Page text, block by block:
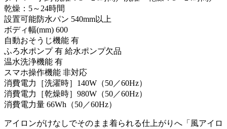
乾燥：5～24時間
設置可能防水パン 540mm以上
ボディ幅(mm) 600
自動おそうじ機能 有
ふろ水ポンプ 有 給水ポンプ欠品
温水洗浄機能 有
スマホ操作機能 非対応
消費電力［洗濯時］140W（50／60Hz）
消費電力［乾燥時］980W（50／60Hz）
消費電力量 66Wh（50／60Hz）
アイロンがけなしでそのまま着られる仕上がりへ「風アイロ